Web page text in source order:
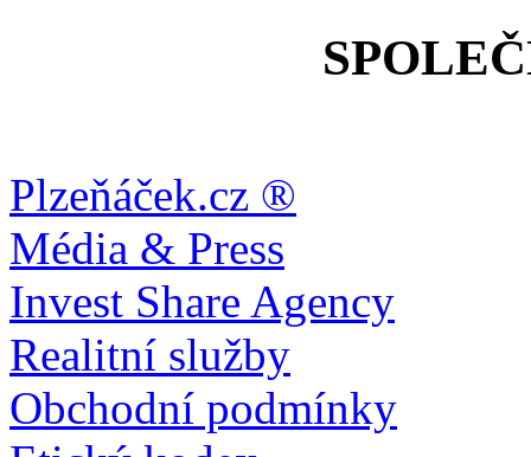
Plzeňáček.cz ®
Média & Press
Invest Share Agency
Realitní služby
Obchodní podmínky